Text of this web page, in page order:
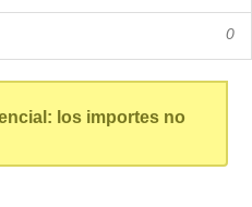
0
los importes no